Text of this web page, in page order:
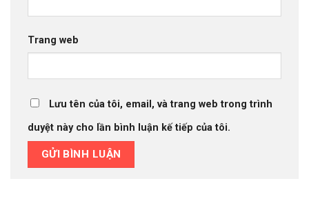
Trang web
Lưu tên của tôi, email, và trang web trong trình
duyệt này cho lần bình luận kế tiếp của tôi.